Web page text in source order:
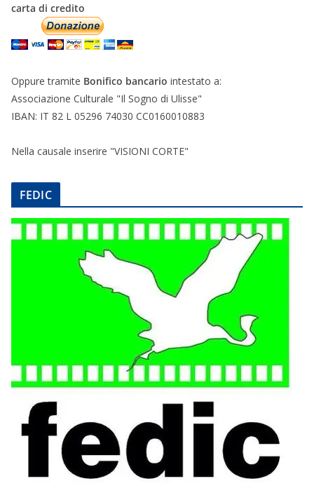
carta di credito
Oppure tramite Bonifico bancario intestato a:
Associazione Culturale "Il Sogno di Ulisse"
IBAN: IT 82 L 05296 74030 CC0160010883
Nella causale inserire "VISIONI CORTE"
FEDIC